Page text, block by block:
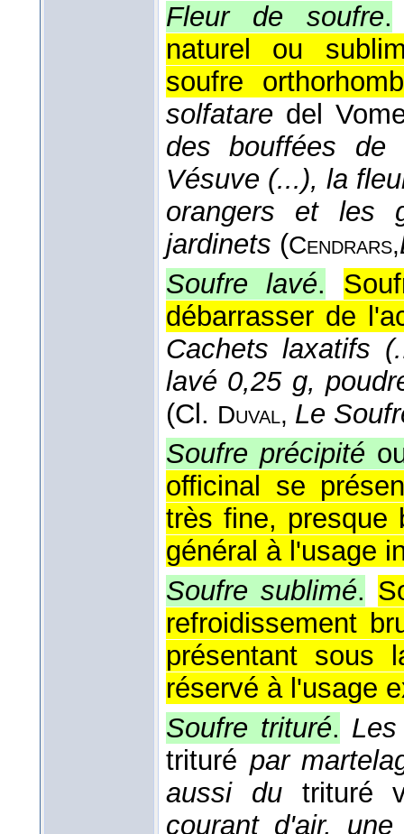
Fleur de soufre.
naturel ou
soufre
solfatare del
des bouffées de
Vésuve (...), la
orangers et les
jardinets (Cendrars,
Soufre lavé.
débarrasser de
Cachets laxatifs
lavé 0,25 g,
(Cl. Duval, Le
Soufre précipité
officinal se
très fine, presque
général à l'usage
Soufre sublimé.
refroidissement
présentant sous
réservé à l'usage
Soufre trituré.
trituré par
aussi dutrituré
courant d'air,